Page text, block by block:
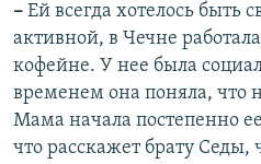
– Ей всегда хотелось быть
активной, в Чечне
кофейне. У нее была
временем она поняла, что
Мама начала постепенно
что расскажет брату Седы,